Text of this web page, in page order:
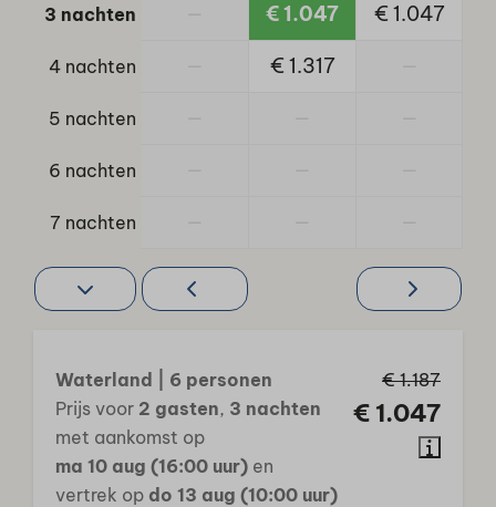
Buitenspeeltuin
Trampoline
3 nachten € 1.047 € 1.047
4 nachten € 1.317
5 nachten
6 nachten
7 nachten
€ 1.187
€ 1.047
Waterland | 6 personen
Prijs voor 2 gasten, 3 nachten
met aankomst op
ma 10 aug (16:00 uur) en
vertrek op do 13 aug (10:00 uur)